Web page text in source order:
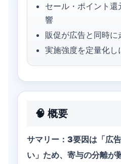
セール・ポイント
響
販促が広告と同時に
実施強度を定量化し
🧠 概要
サマリー：3要因は「広
い」ため、寄与の分離が